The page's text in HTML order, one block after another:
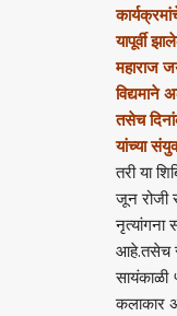
यापूर्वी
महाराज
विद्यमाने
तसेच
यांच्या
तरी या
जून रोजी
नृत्यांगना
आहे.तसेच
सायंकाळी
कलाकार